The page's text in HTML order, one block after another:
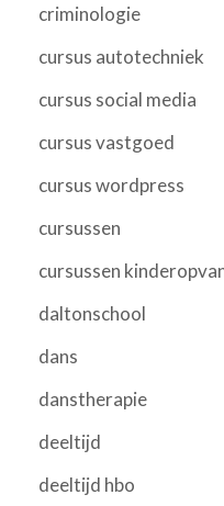
criminologie
cursus autotechniek
cursus social media
cursus vastgoed
cursus wordpress
cursussen
cursussen
daltonschool
dans
danstherapie
deeltijd
deeltijd hbo